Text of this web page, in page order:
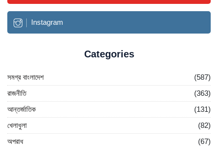
Instagram
Categories
সমগ্র বাংলাদেশ
(587)
রাজনীতি
(363)
আন্তর্জাতিক
(131)
খেলাধুলা
(82)
অপরাধ
(67)